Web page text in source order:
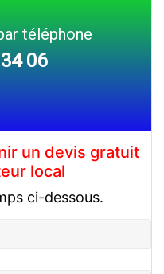
téléphone
06
un devis gratuit
local
ci-dessous.